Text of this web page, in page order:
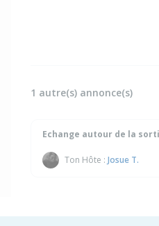
1 autre(s) annonce(s)
Echange autour de la
Ton Hôte : Josue T.